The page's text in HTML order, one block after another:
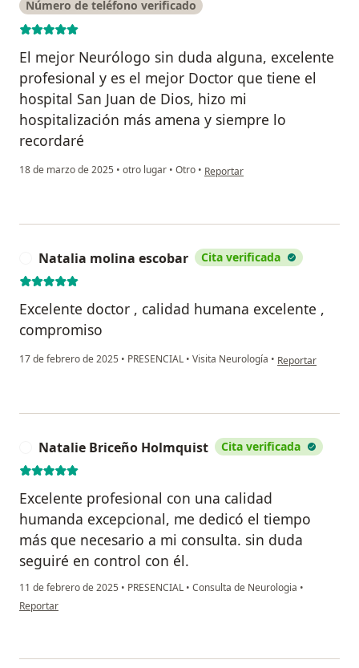
Número de teléfono verificado
El mejor Neurólogo sin duda alguna, excelente
profesional y es el mejor Doctor que tiene el
hospital San Juan de Dios, hizo mi
hospitalización más amena y siempre lo
recordaré
18 de marzo de 2025 • otro lugar • Otro • en opinión del usuario Maria
Reportar
Natalia molina escobar Cita verificada
Excelente doctor , calidad humana excelente ,
compromiso
17 de febrero de 2025 • PRESENCIAL • Visita Neurología • en opinión del
Reportar
Natalie Briceño Holmquist Cita verificada
Excelente profesional con una calidad
humanda excepcional, me dedicó el tiempo
más que necesario a mi consulta. sin duda
seguiré en control con él.
11 de febrero de 2025 • PRESENCIAL • Consulta de Neurologia •
en opinión del usuario Natalie Briceño Holmquist
Reportar